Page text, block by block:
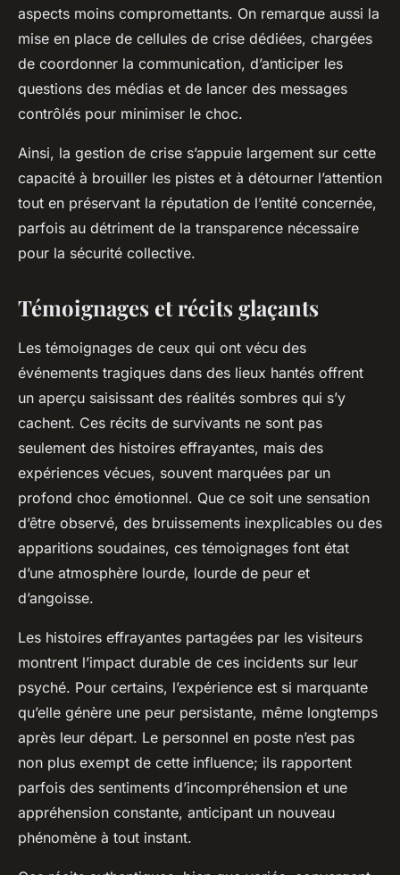
aspects moins compromettants. On remarque aussi la
mise en place de cellules de crise dédiées, chargées
de coordonner la communication, d’anticiper les
questions des médias et de lancer des messages
contrôlés pour minimiser le choc.
Ainsi, la gestion de crise s’appuie largement sur cette
capacité à brouiller les pistes et à détourner l’attention
tout en préservant la réputation de l’entité concernée,
parfois au détriment de la transparence nécessaire
pour la sécurité collective.
Témoignages et récits glaçants
Les témoignages de ceux qui ont vécu des
événements tragiques dans des lieux hantés offrent
un aperçu saisissant des réalités sombres qui s’y
cachent. Ces récits de survivants ne sont pas
seulement des histoires effrayantes, mais des
expériences vécues, souvent marquées par un
profond choc émotionnel. Que ce soit une sensation
d’être observé, des bruissements inexplicables ou des
apparitions soudaines, ces témoignages font état
d’une atmosphère lourde, lourde de peur et
d’angoisse.
Les histoires effrayantes partagées par les visiteurs
montrent l’impact durable de ces incidents sur leur
psyché. Pour certains, l’expérience est si marquante
qu’elle génère une peur persistante, même longtemps
après leur départ. Le personnel en poste n’est pas
non plus exempt de cette influence; ils rapportent
parfois des sentiments d’incompréhension et une
appréhension constante, anticipant un nouveau
phénomène à tout instant.